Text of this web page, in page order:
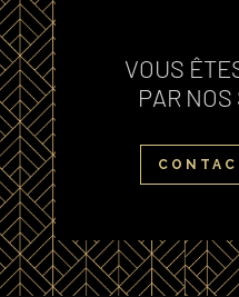
VOUS
PAR